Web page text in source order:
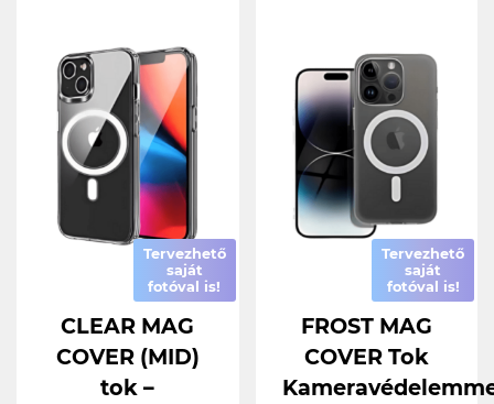
Tervezhető
saját
fotóval is!
CLEAR MAG
COVER (MID)
tok –
Tervezhető
saját
fotóval is!
FROST MAG
COVER Tok